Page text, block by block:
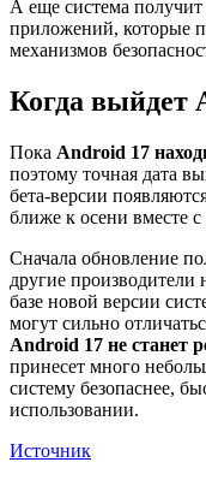
А еще система
приложений, которые
механизмов
Когда выйдет
Пока Android 17
поэтому точная дата
бета-версии
ближе к осени вместе
Сначала обновление
другие
базе новой версии
могут сильно
Android 17 не станет
принесет много
систему безопаснее,
использовании.
Источник